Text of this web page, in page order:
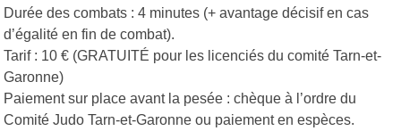
Durée des combats : 4 minutes (+ avantage décisif en cas
d’égalité en fin de combat).
Tarif : 10 € (GRATUITÉ pour les licenciés du comité Tarn-et-
Garonne)
Paiement sur place avant la pesée : chèque à l’ordre du
Comité Judo Tarn-et-Garonne ou paiement en espèces.